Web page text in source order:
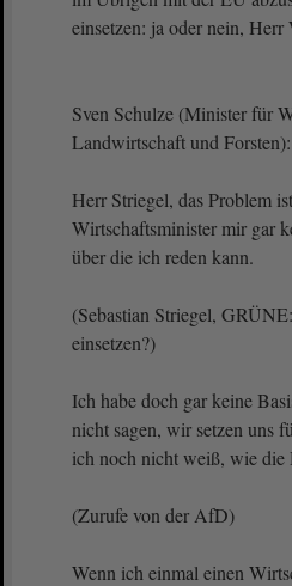
einsetzen: ja oder nein,
Sven Schulze (Minister für
Landwirtschaft und Forsten):
Herr Striegel, das Problem
Wirtschaftsminister mir gar
über die ich reden kann.
(Sebastian Striegel,
einsetzen?)
Ich habe doch gar keine
nicht sagen, wir setzen uns
ich noch nicht weiß, wie die
(Zurufe von der AfD)
Wenn ich einmal einen